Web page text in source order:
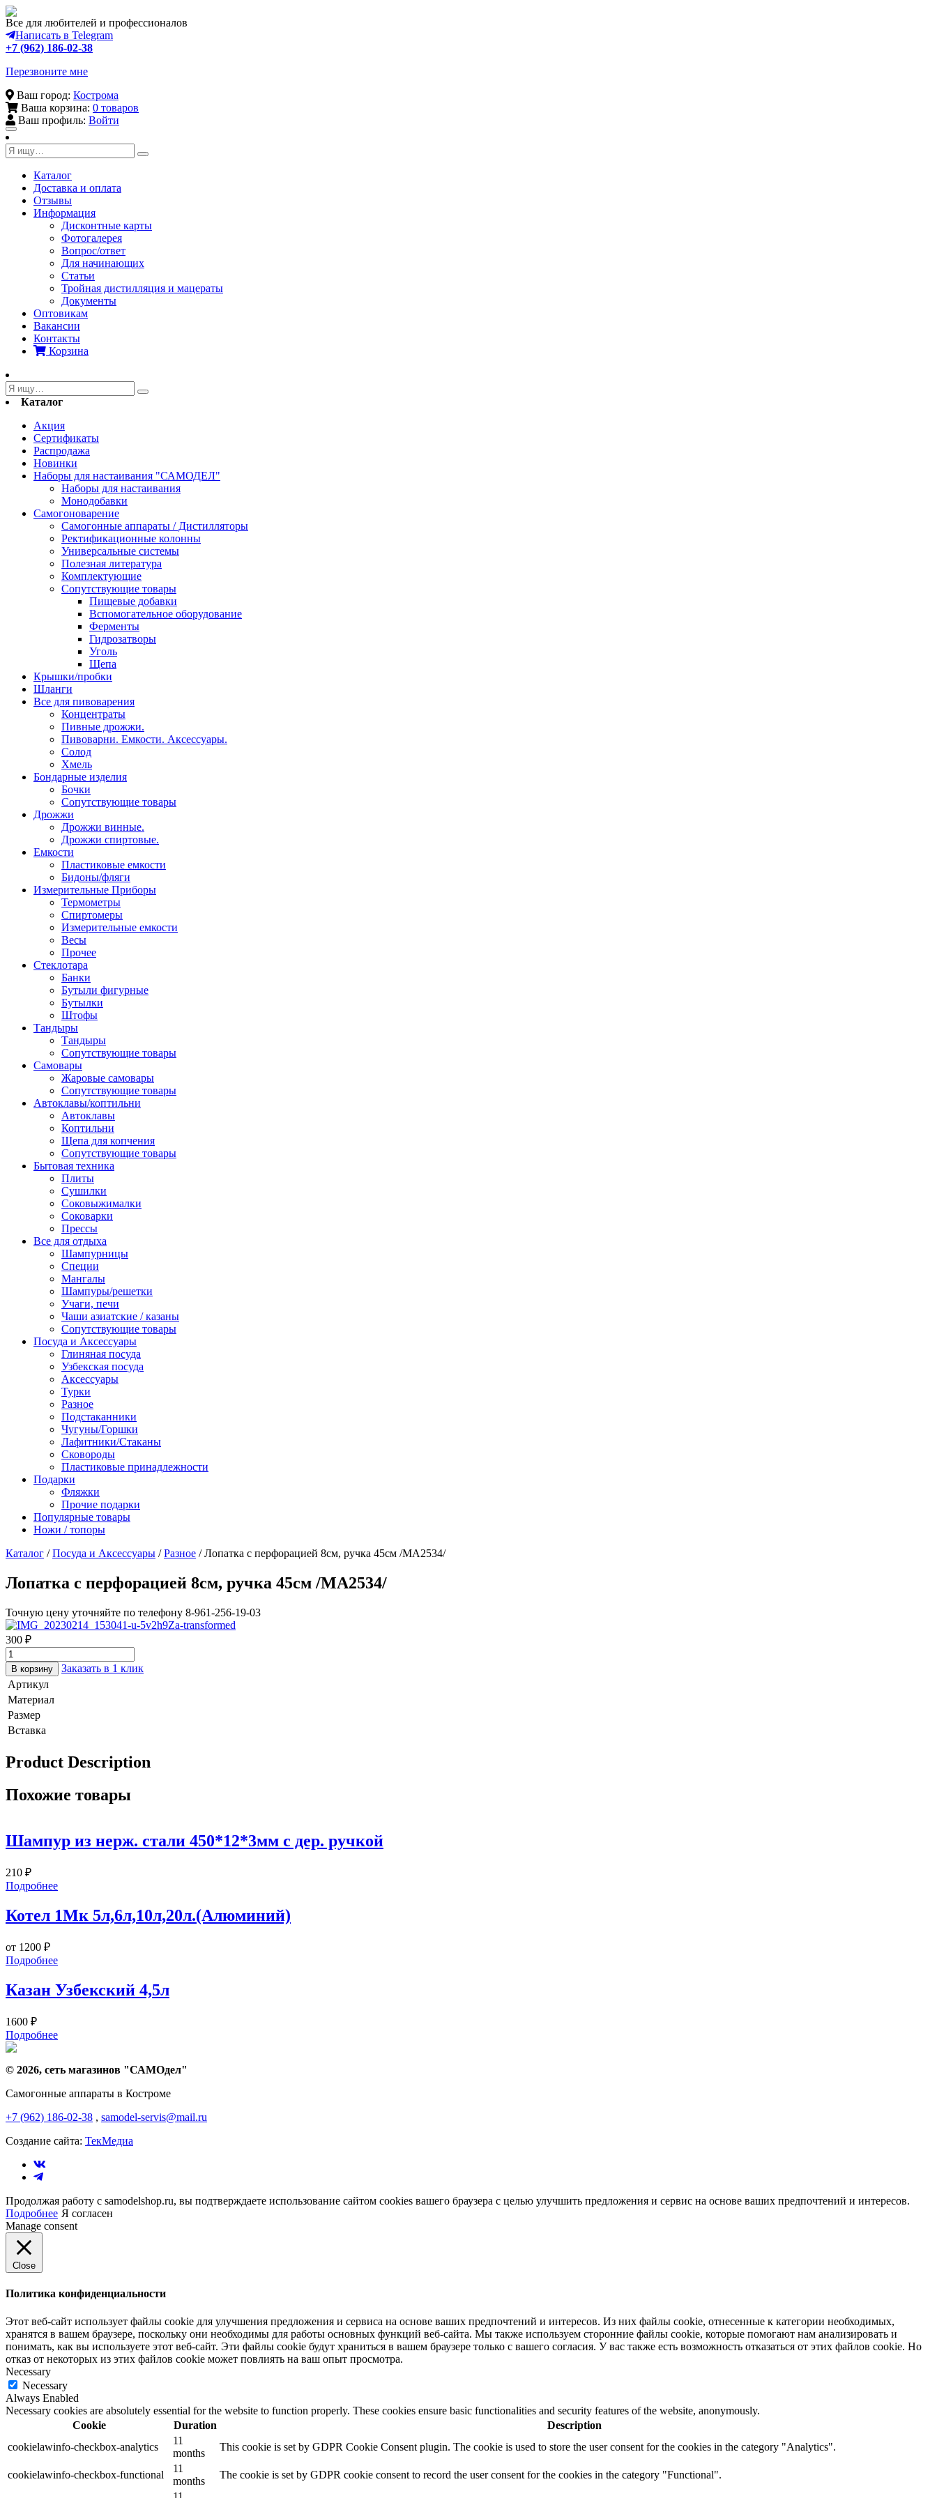
Все для любителей и профессионалов
Написать в Telegram
+7 (962) 186-02-38
Перезвоните мне
Ваш город: Кострома
Ваша корзина: 0 товаров
Ваш профиль: Войти
Toggle
navigation
Каталог
Доставка и оплата
Отзывы
Информация
Дисконтные карты
Фотогалерея
Вопрос/ответ
Для начинающих
Статьи
Тройная дистилляция и мацераты
Документы
Оптовикам
Вакансии
Контакты
Корзина
Каталог
Акция
Сертификаты
Распродажа
Новинки
Наборы для настаивания "САМОДЕЛ"
Наборы для настаивания
Монодобавки
Самогоноварение
Самогонные аппараты / Дистилляторы
Ректификационные колонны
Универсальные системы
Полезная литература
Комплектующие
Сопутствующие товары
Пищевые добавки
Вспомогательное оборудование
Ферменты
Гидрозатворы
Уголь
Щепа
Крышки/пробки
Шланги
Все для пивоварения
Концентраты
Пивные дрожжи.
Пивоварни. Емкости. Аксессуары.
Солод
Хмель
Бондарные изделия
Бочки
Сопутствующие товары
Дрожжи
Дрожжи винные.
Дрожжи спиртовые.
Емкости
Пластиковые емкости
Бидоны/фляги
Измерительные Приборы
Термометры
Спиртомеры
Измерительные емкости
Весы
Прочее
Стеклотара
Банки
Бутыли фигурные
Бутылки
Штофы
Тандыры
Тандыры
Сопутствующие товары
Самовары
Жаровые самовары
Сопутствующие товары
Автоклавы/коптильни
Автоклавы
Коптильни
Щепа для копчения
Сопутствующие товары
Бытовая техника
Плиты
Сушилки
Соковыжималки
Соковарки
Прессы
Все для отдыха
Шампурницы
Специи
Мангалы
Шампуры/решетки
Учаги, печи
Чаши азиатские / казаны
Сопутствующие товары
Посуда и Аксессуары
Глиняная посуда
Узбекская посуда
Аксессуары
Турки
Разное
Подстаканники
Чугуны/Горшки
Лафитники/Стаканы
Сковороды
Пластиковые принадлежности
Подарки
Фляжки
Прочие подарки
Популярные товары
Ножи / топоры
Каталог /Посуда и Аксессуары /Разное / Лопатка с перфорацией 8см, ручка 45см /МА2534/
Лопатка с перфорацией 8см, ручка 45см /МА2534/
Точную цену уточняйте по телефону 8-961-256-19-03
300 ₽
В корзину
Заказать в 1 клик
Артикул
Материал
Размер
Вставка
Product Description
Похожие товары
Шампур из нерж. стали 450*12*3мм с дер. ручкой
210 ₽
Подробнее
Котел 1Мк 5л,6л,10л,20л.(Алюминий)
от 1200 ₽
Подробнее
Казан Узбекский 4,5л
1600 ₽
Подробнее
© 2026, сеть магазинов "САМОдел"
Самогонные аппараты в Костроме
+7 (962) 186-02-38 , samodel-servis@mail.ru
Создание сайта: ТекМедиа
Продолжая работу с samodelshop.ru, вы подтверждаете использование сайтом cookies вашего браузера с целью улучшить предложения и сервис на основе ваших предпочтений и интересов.
Подробнее Я согласен
Manage consent
Close
Политика конфиденциальности
Этот веб-сайт использует файлы cookie для улучшения предложения и сервиса на основе ваших предпочтений и интересов. Из них файлы cookie, отнесенные к категории необходимых,
хранятся в вашем браузере, поскольку они необходимы для работы основных функций веб-сайта. Мы также используем сторонние файлы cookie, которые помогают нам анализировать и
понимать, как вы используете этот веб-сайт. Эти файлы cookie будут храниться в вашем браузере только с вашего согласия. У вас также есть возможность отказаться от этих файлов cookie. Но
отказ от некоторых из этих файлов cookie может повлиять на ваш опыт просмотра.
Necessary
Necessary
Always Enabled
Necessary cookies are absolutely essential for the website to function properly. These cookies ensure basic functionalities and security features of the website, anonymously.
Cookie
Duration
Description
cookielawinfo-checkbox-analytics
11
months
This cookie is set by GDPR Cookie Consent plugin. The cookie is used to store the user consent for the cookies in the category "Analytics".
cookielawinfo-checkbox-functional
11
months
The cookie is set by GDPR cookie consent to record the user consent for the cookies in the category "Functional".